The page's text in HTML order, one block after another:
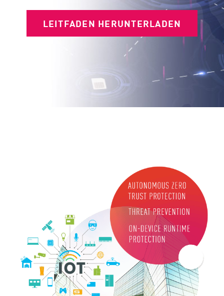
LEITFADEN HERUNTERLADEN